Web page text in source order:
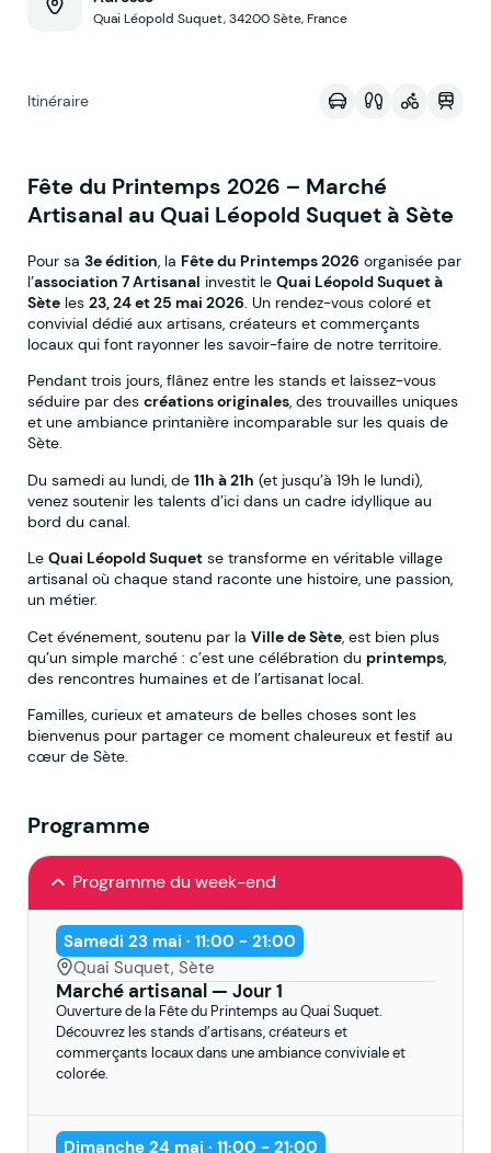
Quai Léopold Suquet, 34200 Sète, France
Itinéraire
Fête du Printemps 2026 – Marché
Artisanal au Quai Léopold Suquet à Sète
Pour sa 3e édition, la Fête du Printemps 2026 organisée par
l’association 7 Artisanal investit le Quai Léopold Suquet à
Sète les 23, 24 et 25 mai 2026. Un rendez-vous coloré et
convivial dédié aux artisans, créateurs et commerçants
locaux qui font rayonner les savoir-faire de notre territoire.
Pendant trois jours, flânez entre les stands et laissez-vous
séduire par des créations originales, des trouvailles uniques
et une ambiance printanière incomparable sur les quais de
Sète.
Du samedi au lundi, de 11h à 21h (et jusqu’à 19h le lundi),
venez soutenir les talents d’ici dans un cadre idyllique au
bord du canal.
Le Quai Léopold Suquet se transforme en véritable village
artisanal où chaque stand raconte une histoire, une passion,
un métier.
Cet événement, soutenu par la Ville de Sète , est bien plus
qu’un simple marché : c’est une célébration du printemps
des rencontres humaines et de l’artisanat local.
Familles, curieux et amateurs de belles choses sont les
bienvenus pour partager ce moment chaleureux et festif au
cœur de Sète.
Programme
Programme du week-end
Samedi 23 mai · 11:00 - 21:00
Quai Suquet, Sète
Marché artisanal — Jour 1
Ouverture de la Fête du Printemps au Quai Suquet.
Découvrez les stands d’artisans, créateurs et
commerçants locaux dans une ambiance conviviale et
colorée.
Dimanche 24 mai · 11:00 - 21:00